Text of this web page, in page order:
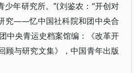
少年研究所。”(刘鉴农：“开创对
究——忆中国社科院和团中央合
中央青运史档案馆编：《改革开
顾与研究文集》，中国青年出版